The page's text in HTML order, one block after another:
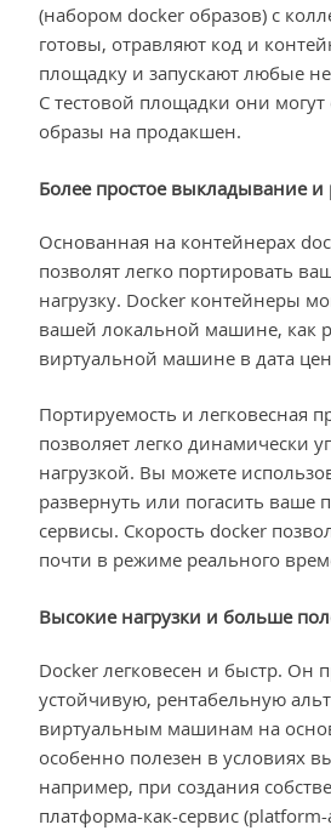
(набором docker образов) с
готовы, отравляют код и
площадку и запускают любые
С тестовой площадки они
образы на продакшен.
Более простое выкладывание и
Основанная на контейнерах
позволят легко портировать
нагрузку. Docker контейнеры
вашей локальной машине, как
виртуальной машине в дата
Портируемость и легковесная
позволяет легко динамически
нагрузкой. Вы можете
развернуть или погасить ваше
сервисы. Скорость docker
почти в режиме реального
Высокие нагрузки и больше
Docker легковесен и быстр. Он
устойчивую, рентабельную
виртуальным машинам на
особенно полезен в условиях
например, при создания
платформа-как-сервис